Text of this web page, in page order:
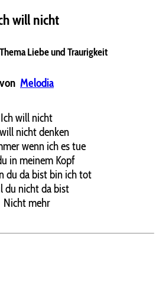
will nicht
Liebe und Traurigkeit
von Melodia
Ich will nicht
nicht denken
wenn ich es tue
in meinem Kopf
du da bist bin ich tot
du nicht da bist
Nicht mehr